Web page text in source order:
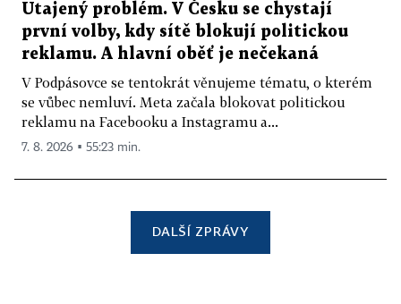
Utajený problém. V Česku se chystají
první volby, kdy sítě blokují politickou
reklamu. A hlavní oběť je nečekaná
V Podpásovce se tentokrát věnujeme tématu, o kterém
se vůbec nemluví. Meta začala blokovat politickou
reklamu na Facebooku a Instagramu a...
7. 8. 2026 ▪ 55:23 min.
DALŠÍ ZPRÁVY